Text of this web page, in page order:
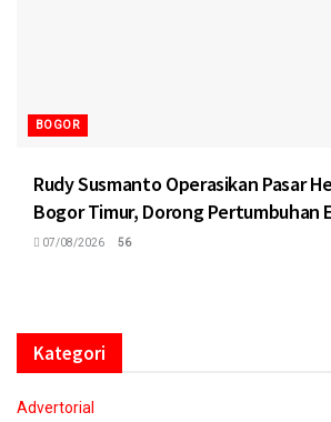
BOGOR
Rudy Susmanto Operasikan Pasar
Bogor Timur, Dorong Pertumbuhan
07/08/2026 56
Kategori
Advertorial